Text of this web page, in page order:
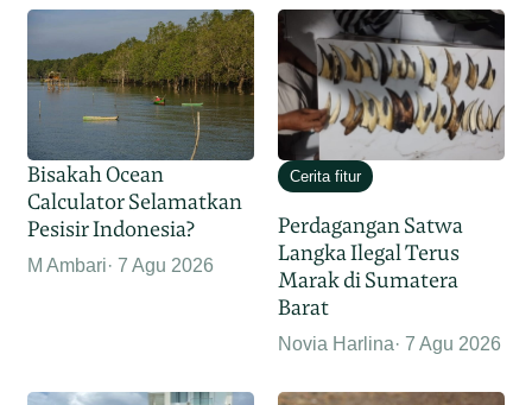
Bisakah Ocean
Calculator Selamatkan
Pesisir Indonesia?
M Ambari 7 Agu 2026
Cerita fitur
Perdagangan Satwa
Langka Ilegal Terus
Marak di Sumatera
Barat
Novia Harlina 7 Agu 2026